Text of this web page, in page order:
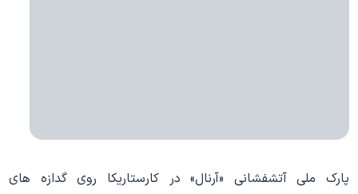
پارک ملی آتشفشانی «آرنال» در کارستاریکا روی گدازه های